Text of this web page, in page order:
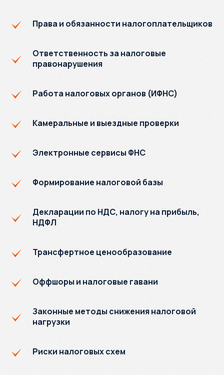
Права и обязанности налогоплательщиков
Ответственность за налоговые
правонарушения
Работа налоговых органов (ИФНС)
Камеральные и выездные проверки
Электронные сервисы ФНС
Формирование налоговой базы
Декларации по НДС, налогу на прибыль,
НДФЛ
Трансфертное ценообразование
Оффшоры и налоговые гавани
Законные методы снижения налоговой
нагрузки
Риски налоговых схем